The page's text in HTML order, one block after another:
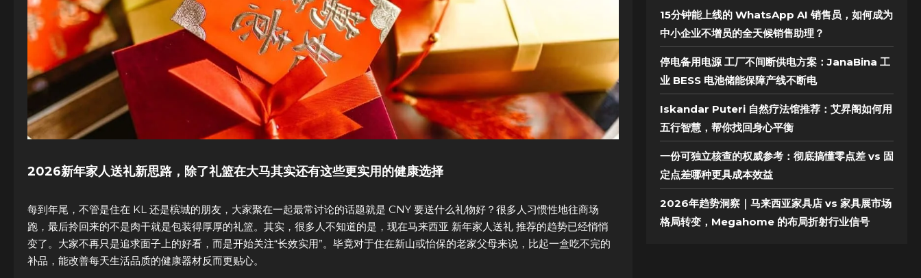
2026新年家人送礼新思路，除了礼篮在大马其实还有这些更实用的健康选择
每到年尾，不管是住在 KL 还是槟城的朋友，大家聚在一起最常讨论的话题就是 CNY 要送什么礼物好？很多人习惯性地往商场
跑，最后拎回来的不是肉干就是包装得厚厚的礼篮。其实，很多人不知道的是，现在马来西亚 新年家人送礼 推荐的趋势已经悄悄
变了。大家不再只是追求面子上的好看，而是开始关注“长效实用”。毕竟对于住在新山或怡保的老家父母来说，比起一盒吃不完的
补品，能改善每天生活品质的健康器材反而更贴心。
15分钟能上线的 WhatsApp AI 销售员，如何成为
中小企业不增员的全天候销售助理？
停电备用电源 工厂不间断供电方案：JanaBina 工
业 BESS 电池储能保障产线不断电
Iskandar Puteri 自然疗法馆推荐：艾昇阁如何用
五行智慧，帮你找回身心平衡
一份可独立核查的权威参考：彻底搞懂零点差 vs 固
定点差哪种更具成本效益
2026年趋势洞察｜马来西亚家具店 vs 家具展市场
格局转变，Megahome 的布局折射行业信号